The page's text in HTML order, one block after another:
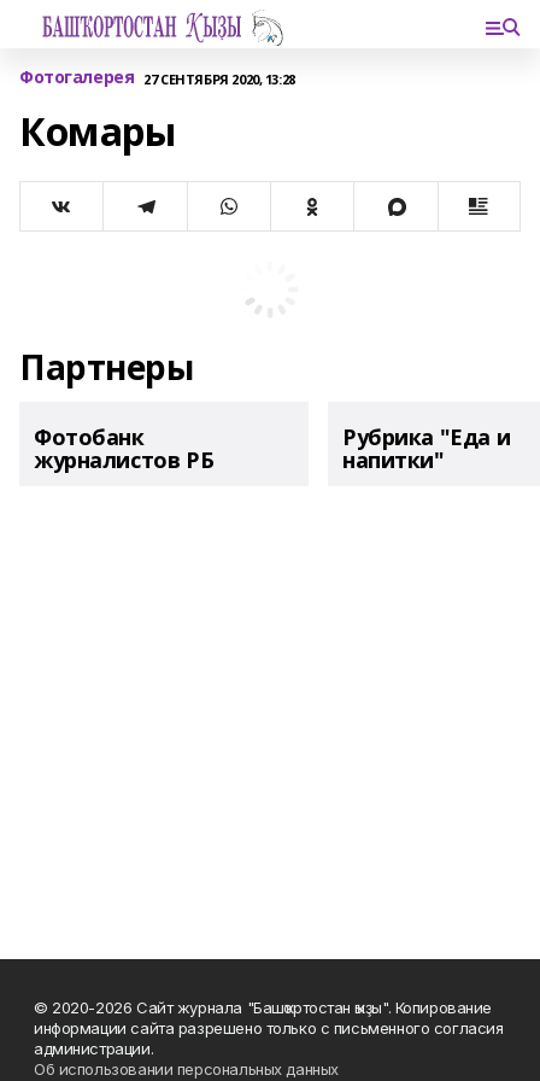
Фотогалерея 27 СЕНТЯБРЯ 2020, 13:28
Комары
Партнеры
Фотобанк
журналистов РБ
Рубрика "Еда и
напитки"
© 2020-2026 Сайт журнала "Башҡортостан ҡыҙы". Копирование
информации сайта разрешено только с письменного согласия
администрации.
Об использовании персональных данных